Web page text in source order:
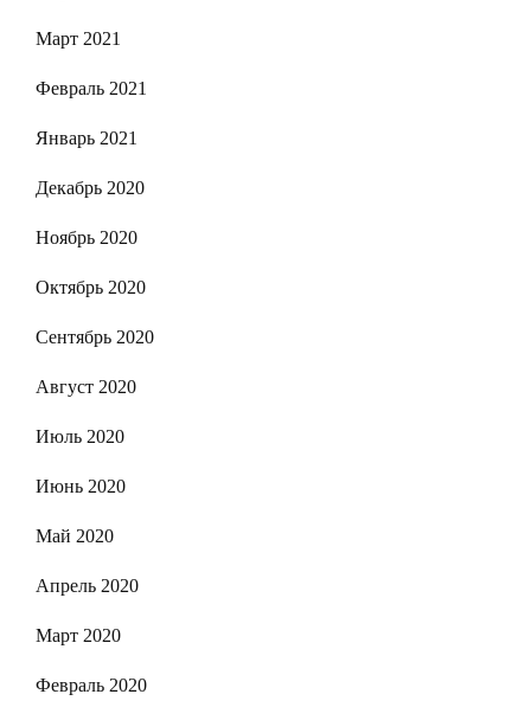
Март 2021
Февраль 2021
Январь 2021
Декабрь 2020
Ноябрь 2020
Октябрь 2020
Сентябрь 2020
Август 2020
Июль 2020
Июнь 2020
Май 2020
Апрель 2020
Март 2020
Февраль 2020